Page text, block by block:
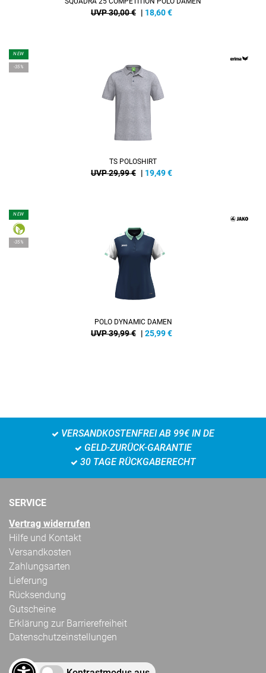
UVP 30,00 € | 18,60€
NEW
-35%
TS POLOSHIRT
UVP 29,99 € | 19,49€
NEW
-35%
POLO DYNAMIC DAMEN
UVP 39,99 € | 25,99€
VERSANDKOSTENFREI AB 99€ IN DE
GELD-ZURÜCK-GARANTIE
30 TAGE RÜCKGABERECHT
SERVICE
Vertrag widerrufen
Hilfe und Kontakt
Versandkosten
Zahlungsarten
Lieferung
Rücksendung
Gutscheine
Erklärung zur Barrierefreiheit
Datenschutzeinstellungen